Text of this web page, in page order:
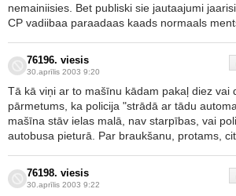
nemainiisies. Bet publiski sie jautaajumi
CP vadiibaa paraadaas kaads normaals
76196. viesis
30.aprīlis 2003 9:20
Tā kā viņi ar to mašīnu kādam pakaļ diez vai
pārmetums, ka policija "strādā ar tādu
mašīna stāv ielas malā, nav starpības, vai
autobusa pieturā. Par braukšanu, protams,
76198. viesis
30.aprīlis 2003 9:22